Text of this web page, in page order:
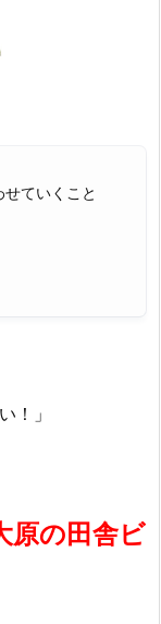
ていくこと
！」
原の田舎ビ